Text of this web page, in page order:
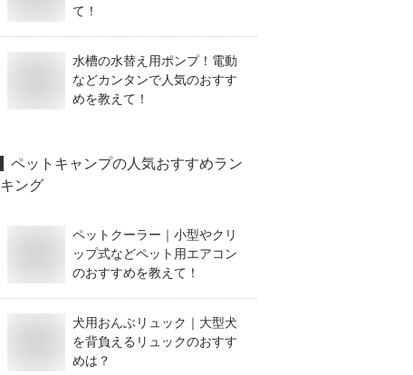
て！
水槽の水替え用ポンプ！電動
などカンタンで人気のおすす
めを教えて！
ペットキャンプの人気おすすめラン
キング
ペットクーラー｜小型やクリ
ップ式などペット用エアコン
のおすすめを教えて！
犬用おんぶリュック｜大型犬
を背負えるリュックのおすす
めは？